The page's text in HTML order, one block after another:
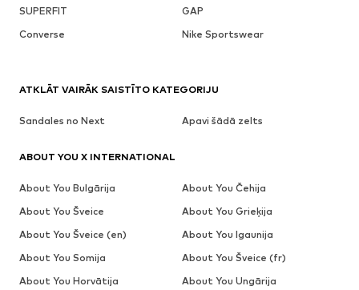
SUPERFIT
GAP
Converse
Nike Sportswear
ATKLĀT VAIRĀK SAISTĪTO KATEGORIJU
Sandales no Next Apavi šādā zelts
ABOUT YOU X INTERNATIONAL
About You Bulgārija
About You Čehija
About You Šveice
About You Grieķija
About You Šveice (en)
About You Igaunija
About You Somija
About You Šveice (fr)
About You Horvātija
About You Ungārija